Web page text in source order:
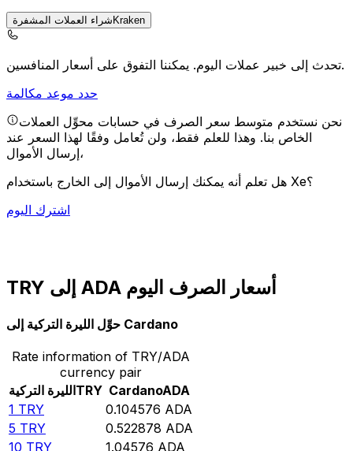
شراء العملات المشفرةKraken
تحدث إلى خبير عملات اليوم.يمكننا التفوق على أسعار المنافسين.
حدد موعد مكالمة
نحن نستخدم متوسط سعر الصرف في حسابات محوِّل العملات
الخاص بنا. وهذا للعلم فقط، ولن تُعامل وفقًا لهذا السعر عند
إرسال الأموال،
هل تعلم أنه يمكنك إرسال الأموال إلى الخارج باستخدام Xe؟
اشترك اليوم
TRY إلى ADA أسعار الصرف اليوم
حوِّل الليرة التركية إلى Cardano
Rate information of TRY/ADA
currency pair
الليرة التركيةTRY CardanoADA
1 TRY 0.104576 ADA
5 TRY 0.522878 ADA
10 TRY 1.04576 ADA